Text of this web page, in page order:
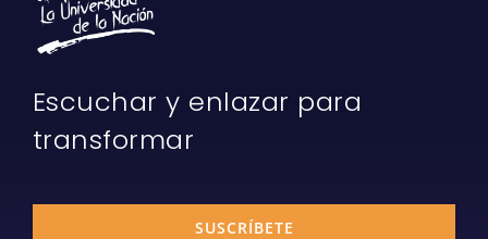
Escuchar y enlazar para
transformar
SUSCRÍBETE